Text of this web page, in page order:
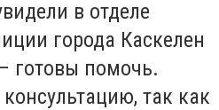
в отделе
города Каскелен
готовы помочь.
так как